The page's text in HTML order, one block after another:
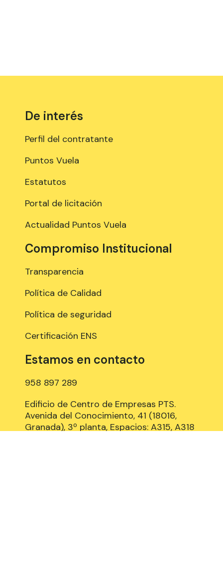
De interés
Perfil del contratante
Puntos Vuela
Estatutos
Portal de licitación
Actualidad Puntos Vuela
Compromiso Institucional
Transparencia
Política de Calidad
Política de seguridad
Certificación ENS
Estamos en contacto
958 897 289
Edificio de Centro de Empresas PTS.
Avenida del Conocimiento, 41 (18016,
Granada), 3º planta, Espacios: A315, A318